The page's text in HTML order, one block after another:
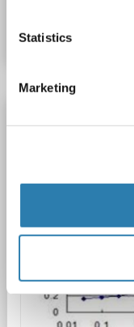
Statistics
Marketing